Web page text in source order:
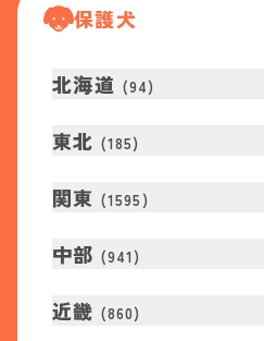
保護犬
北海道 (94)
東北 (185)
関東 (1595 )
中部 (941 )
近畿 (860)